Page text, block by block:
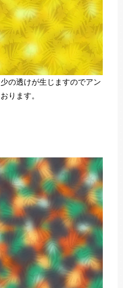
の透けが生じますのでアン
ります。